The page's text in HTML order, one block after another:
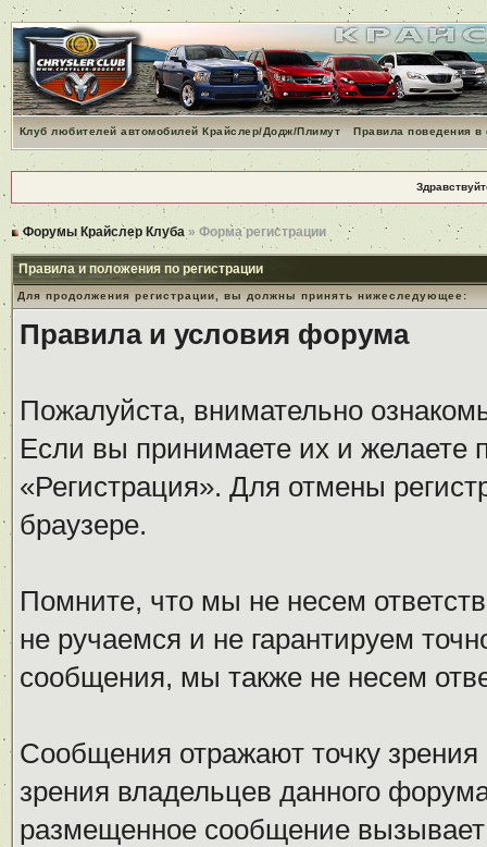
Клуб любителей автомобилей Крайслер/Додж/Плимут Правила поведения
Форумы Крайслер Клуба » Форма регистрации
Правила и положения по регистрации
Для продолжения регистрации, вы должны принять нижеследующее:
Правила и условия форума
Пожалуйста, внимательно
Если вы принимаете их и желаете
«Регистрация». Для отмены
браузере.
Помните, что мы не несем
не ручаемся и не гарантируем
сообщения, мы также не несем
Сообщения отражают точку
зрения владельцев данного
размещенное сообщение